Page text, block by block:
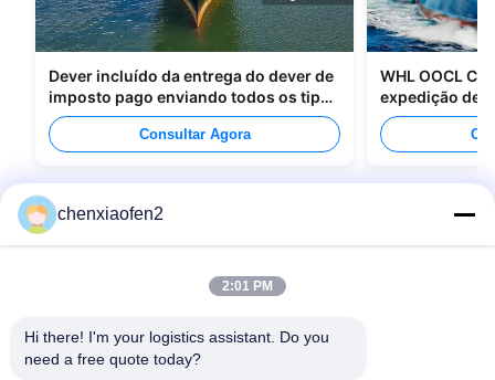
Dever incluído da entrega do dever de
imposto pago enviando todos os tipos
de empacotamento
Consultar Agora
WHL OOCL
expedição de
para o Canadá
chenxiaofen2
2:01 PM
Hi there! I'm your logistics assistant. Do you
need a free quote today?